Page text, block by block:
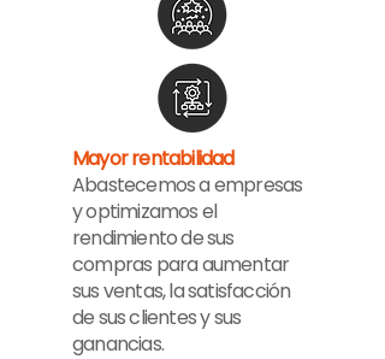
Mayor rentabilidad
Abastecemos a empresas
y optimizamos el
rendimiento de sus
compras para aumentar
sus ventas, la satisfacción
de sus clientes y sus
ganancias.